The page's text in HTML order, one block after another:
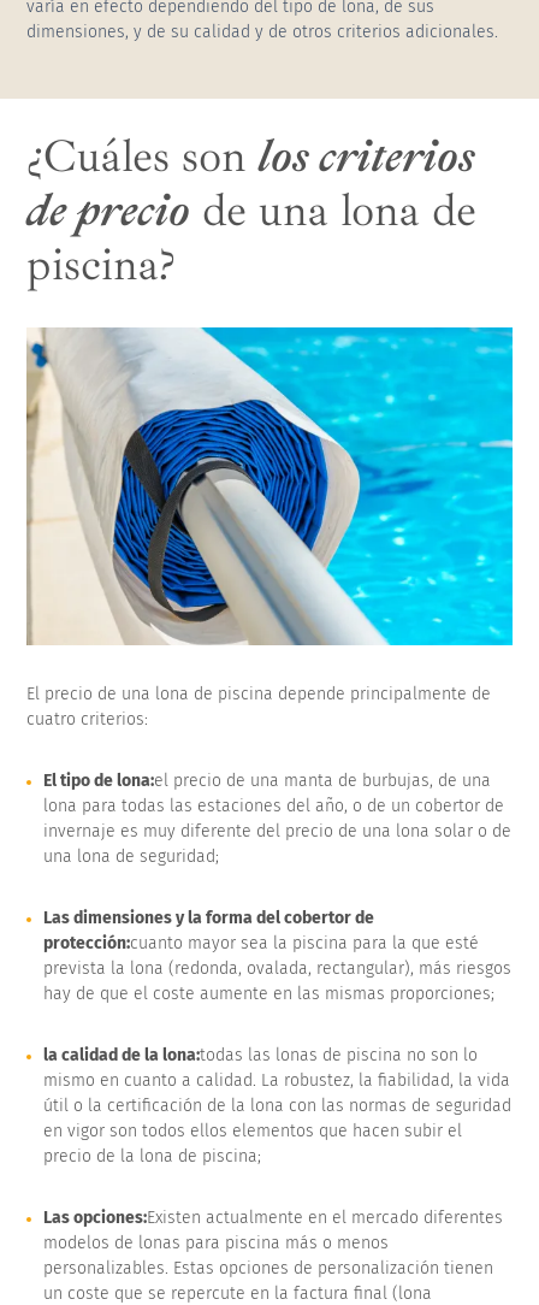
varía en efecto dependiendo del tipo de lona, de sus
dimensiones, y de su calidad y de otros criterios adicionales.
¿Cuáles sonlos criterios
de precio de una lona de
piscina?
El precio de una lona de piscina depende principalmente de
cuatro criterios:
El tipo de lona:el precio de una manta de burbujas, de una
lona para todas las estaciones del año, o de un cobertor de
invernaje es muy diferente del precio de una lona solar o de
una lona de seguridad;
Las dimensiones y la forma del cobertor de
protección:cuanto mayor sea la piscina para la que esté
prevista la lona (redonda, ovalada, rectangular), más riesgos
hay de que el coste aumente en las mismas proporciones;
la calidad de la lona:todas las lonas de piscina no son lo
mismo en cuanto a calidad. La robustez, la fiabilidad, la vida
útil o la certificación de la lona con las normas de seguridad
en vigor son todos ellos elementos que hacen subir el
precio de la lona de piscina;
Las opciones:Existen actualmente en el mercado diferentes
modelos de lonas para piscina más o menos
personalizables. Estas opciones de personalización tienen
un coste que se repercute en la factura final (lona
Store Cefiro
de cubierta